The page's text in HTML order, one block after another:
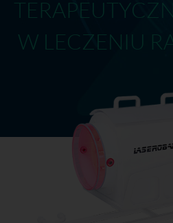
W LECZENIU